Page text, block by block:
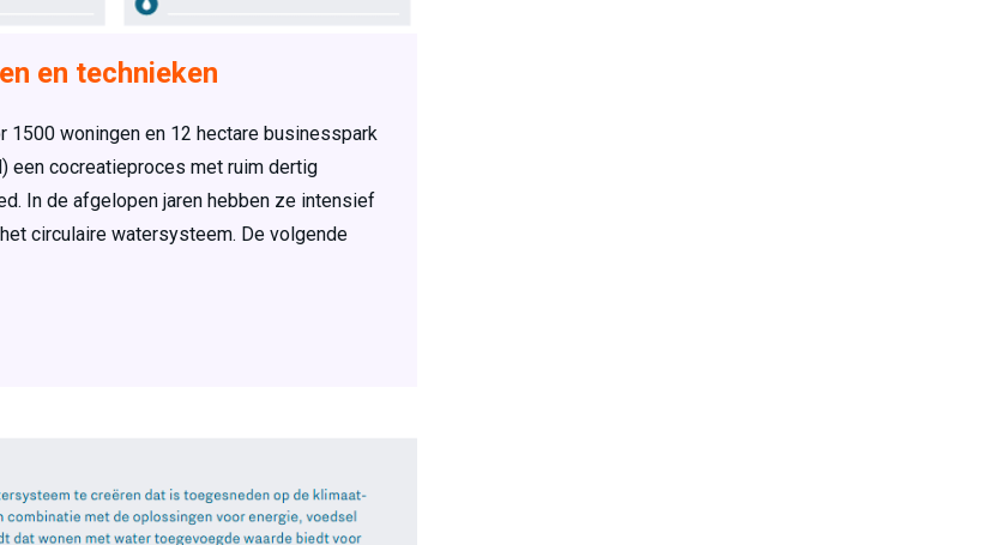
en technieken
woningen en 12 hectare businesspark
een cocreatieproces met ruim dertig
In de afgelopen jaren hebben ze intensief
circulaire watersysteem. De volgende